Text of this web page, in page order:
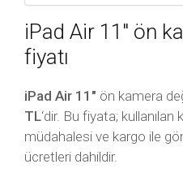
iPad Air 11″ ön
fiyatı
iPad Air 11″ ön kamera
TL‘dir. Bu fiyata;
müdahalesi ve kargo ile
ücretleri dahildir.